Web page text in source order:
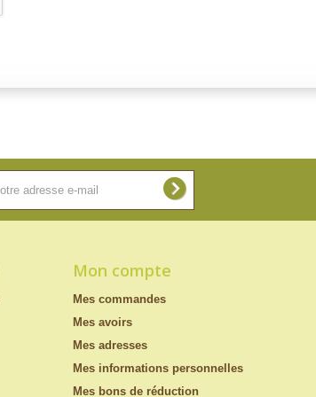
Mon compte
Mes commandes
Mes avoirs
Mes adresses
Mes informations personnelles
Mes bons de réduction